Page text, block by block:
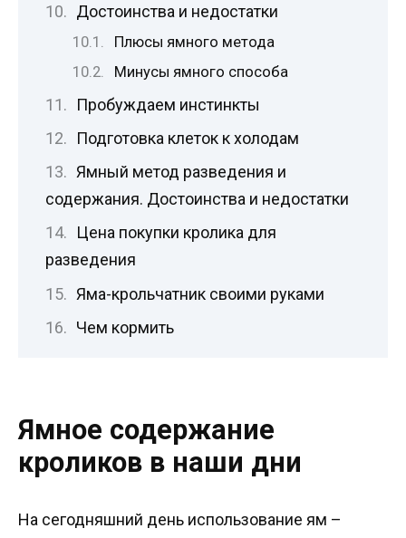
Достоинства и недостатки
Плюсы ямного метода
Минусы ямного способа
Пробуждаем инстинкты
Подготовка клеток к холодам
Ямный метод разведения и
содержания. Достоинства и недостатки
Цена покупки кролика для
разведения
Яма-крольчатник своими руками
Чем кормить
Ямное содержание
кроликов в наши дни
На сегодняшний день использование ям –